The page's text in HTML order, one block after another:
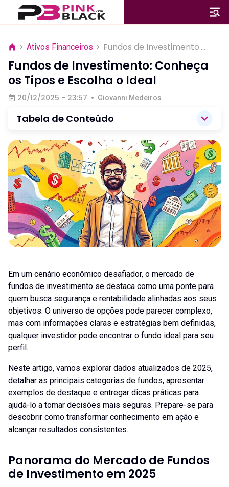
> Ativos Financeiros > Fundos de Investimento:
Conheça os Tipos e Escolha
o Ideal
Fundos de Investimento: Conheça
os Tipos e Escolha o Ideal
20/12/2025 - 23:57 • Giovanni Medeiros
Tabela de Conteúdo
Em um cenário econômico desafiador, o mercado de
fundos de investimento se destaca como uma ponte para
quem busca segurança e rentabilidade alinhadas aos seus
objetivos. O universo de opções pode parecer complexo,
mas com informações claras e estratégias bem definidas,
qualquer investidor pode encontrar o fundo ideal para seu
perfil.
Neste artigo, vamos explorar dados atualizados de 2025,
detalhar as principais categorias de fundos, apresentar
exemplos de destaque e entregar dicas práticas para
ajudá-lo a tomar decisões mais seguras. Prepare-se para
descobrir como transformar conhecimento em ação e
alcançar resultados consistentes.
Panorama do Mercado de Fundos
de Investimento em 2025